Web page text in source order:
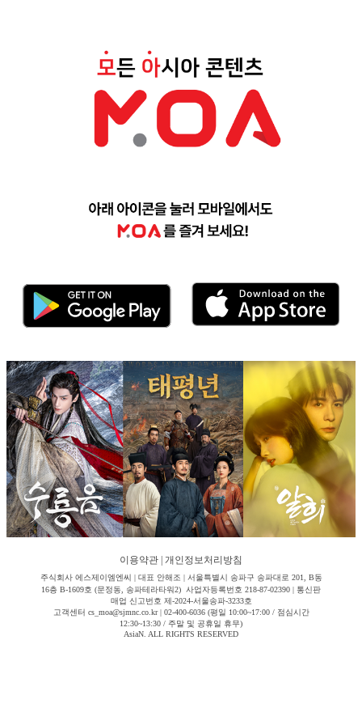
이용약관 개인정보처리방침
주식회사 에스제이엠엔씨 | 대표 안해조 | 서울특별시 송파구 송파대로 201, B동
16층 B-1609호 (문정동, 송파테라타워2) 사업자등록번호 218-87-02390 | 통신판
매업 신고번호 제-2024-서울송파-3233호
고객센터 cs_moa@sjmnc.co.kr | 02-400-6036 (평일 10:00~17:00 / 점심시간
12:30~13:30 / 주말 및 공휴일 휴무)
AsiaN. ALL RIGHTS RESERVED